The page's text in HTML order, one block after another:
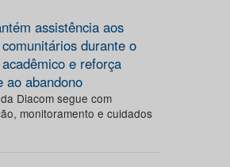
assistência aos
durante o
e reforça
ao abandono
Diacom segue com
monitoramento e cuidados